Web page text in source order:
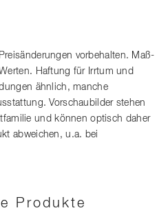
vorbehalten. Maß-
Haftung für Irrtum und
ähnlich, manche
Vorschaubilder stehen
und können optisch daher
abweichen, u.a. bei
Produkte